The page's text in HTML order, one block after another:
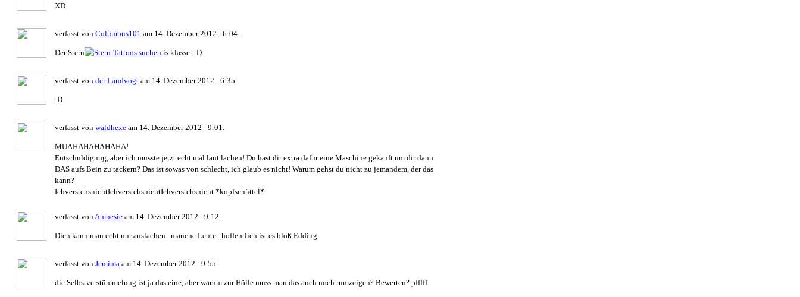
XD
verfasst von Columbus101 am 14. Dezember 2012 - 6:04.
Der Stern is klasse :-D
verfasst von der Landvogt am 14. Dezember 2012 - 6:35.
:D
verfasst von waldhexe am 14. Dezember 2012 - 9:01.
MUAHAHAHAHAHA!
Entschuldigung, aber ich musste jetzt echt mal laut lachen! Du hast dir extra dafür eine Maschine gekauft um dir dann
DAS aufs Bein zu tackern? Das ist sowas von schlecht, ich glaub es nicht! Warum gehst du nicht zu jemandem, der das
kann?
IchverstehsnichtIchverstehsnichtIchverstehsnicht *kopfschüttel*
verfasst von Amnesie am 14. Dezember 2012 - 9:12.
Dich kann man echt nur auslachen...manche Leute...hoffentlich ist es bloß Edding.
verfasst von Jemima am 14. Dezember 2012 - 9:55.
die Selbstverstümmelung ist ja das eine, aber warum zur Hölle muss man das auch noch rumzeigen? Bewerten? pfffff